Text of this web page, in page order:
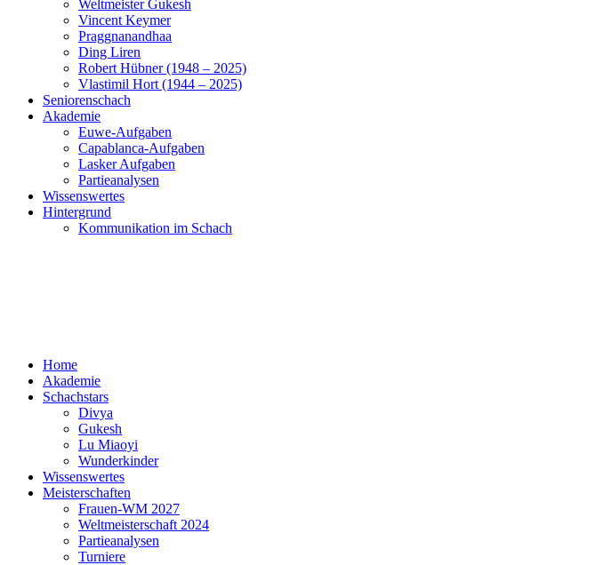
Weltmeister Gukesh
Vincent Keymer
Praggnanandhaa
Ding Liren
Robert Hübner (1948 – 2025)
Vlastimil Hort (1944 – 2025)
Seniorenschach
Akademie
Euwe-Aufgaben
Capablanca-Aufgaben
Lasker Aufgaben
Partieanalysen
Wissenswertes
Hintergrund
Kommunikation im Schach
Home
Akademie
Schachstars
Divya
Gukesh
Lu Miaoyi
Wunderkinder
Wissenswertes
Meisterschaften
Frauen-WM 2027
Weltmeisterschaft 2024
Partieanalysen
Turniere